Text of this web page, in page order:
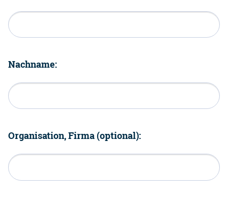
Nachname:
Organisation, Firma (optional):